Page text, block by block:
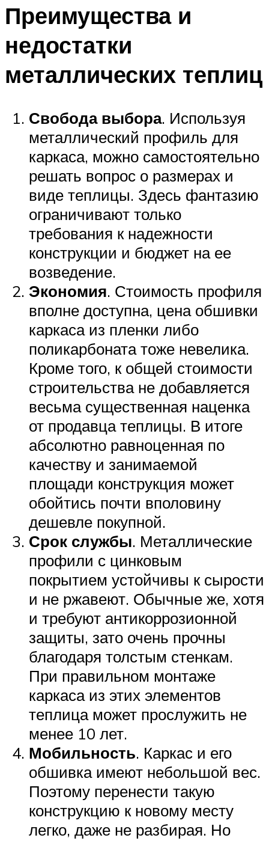
Преимущества и
недостатки
металлических теплиц
Свобода выбора. Используя
металлический профиль для
каркаса, можно самостоятельно
решать вопрос о размерах и
виде теплицы. Здесь фантазию
ограничивают только
требования к надежности
конструкции и бюджет на ее
возведение.
Экономия. Стоимость профиля
вполне доступна, цена обшивки
каркаса из пленки либо
поликарбоната тоже невелика.
Кроме того, к общей стоимости
строительства не добавляется
весьма существенная наценка
от продавца теплицы. В итоге
абсолютно равноценная по
качеству и занимаемой
площади конструкция может
обойтись почти вполовину
дешевле покупной.
Срок службы. Металлические
профили с цинковым
покрытием устойчивы к сырости
и не ржавеют. Обычные же, хотя
и требуют антикоррозионной
защиты, зато очень прочны
благодаря толстым стенкам.
При правильном монтаже
каркаса из этих элементов
теплица может прослужить не
менее 10 лет.
Мобильность. Каркас и его
обшивка имеют небольшой вес.
Поэтому перенести такую
конструкцию к новому месту
легко, даже не разбирая. Но